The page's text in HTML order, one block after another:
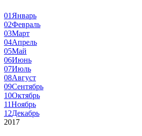
01 Январь
02Февраль
03Март
04Апрель
05Май
06Июнь
07Июль
08Август
09Сентябрь
10Октябрь
11Ноябрь
12Декабрь
2017